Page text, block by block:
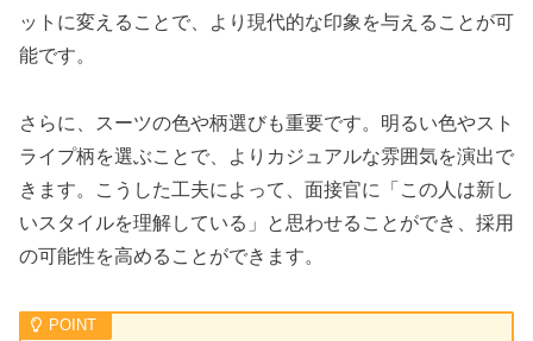
ットに変えることで、より現代的な印象を与えることが可
能です。
さらに、スーツの色や柄選びも重要です。明るい色やスト
ライプ柄を選ぶことで、よりカジュアルな雰囲気を演出で
きます。こうした工夫によって、面接官に「この人は新し
いスタイルを理解している」と思わせることができ、採用
の可能性を高めることができます。